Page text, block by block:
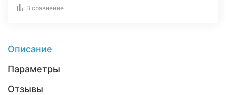
В сравнение
Описание
Параметры
Отзывы